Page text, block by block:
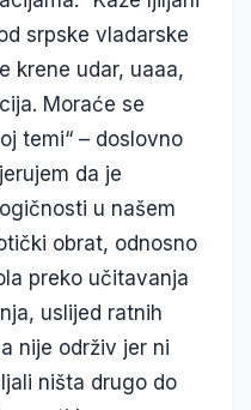
srpske vladarske
krene udar, uaaa,
Moraće se
temi“ – doslovno
da je
u našem
obrat, odnosno
preko učitavanja
uslijed ratnih
nije održiv jer ni
ništa drugo do